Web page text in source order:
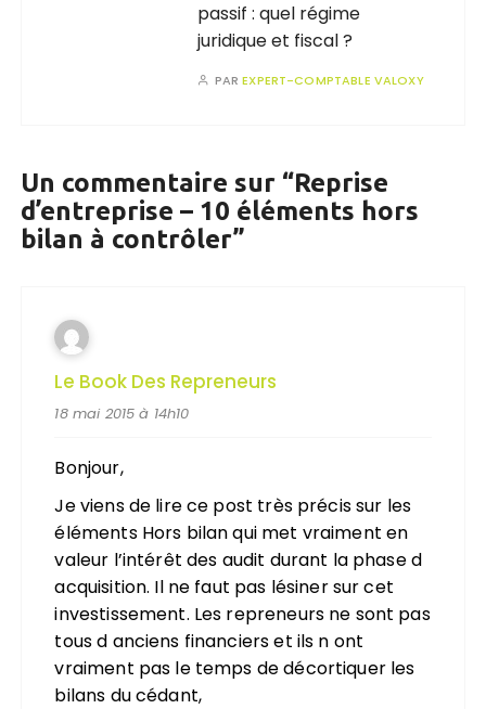
passif : quel régime
juridique et fiscal ?
PAREXPERT-COMPTABLE VALOXY
Un commentaire sur “Reprise
d’entreprise – 10 éléments hors
bilan à contrôler”
Le Book Des Repreneurs
18 mai 2015 à 14h10
Bonjour,
Je viens de lire ce post très précis sur les
éléments Hors bilan qui met vraiment en
valeur l’intérêt des audit durant la phase d
acquisition. Il ne faut pas lésiner sur cet
investissement. Les repreneurs ne sont pas
tous d anciens financiers et ils n ont
vraiment pas le temps de décortiquer les
bilans du cédant,